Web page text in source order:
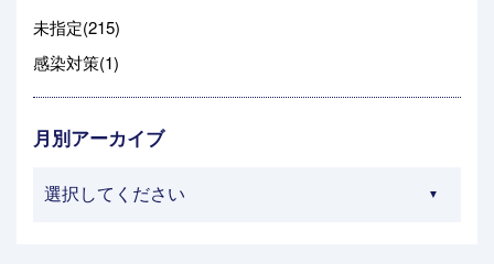
未指定(215)
感染対策(1)
月別アーカイブ